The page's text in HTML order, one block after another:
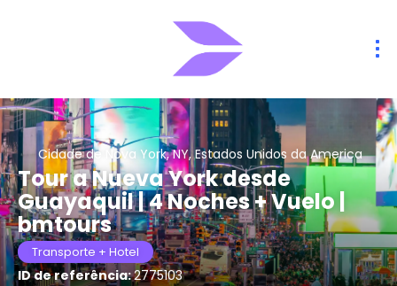
Cidade de Nova York, NY, Estados Unidos da America
Tour a Nueva York desde
Guayaquil | 4 Noches + Vuelo |
bmtours
Transporte + Hotel
ID de referência:2775103